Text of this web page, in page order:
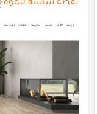
لقطة شاشة للموقع بتاريخ